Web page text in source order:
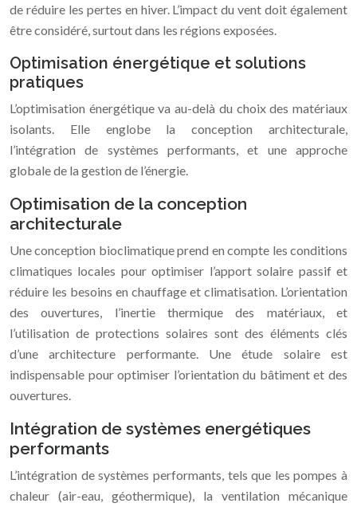
de réduire les pertes en hiver. L’impact du vent doit également
être considéré, surtout dans les régions exposées.
Optimisation énergétique et solutions
pratiques
L’optimisation énergétique va au-delà du choix des matériaux
isolants. Elle englobe la conception architecturale,
l’intégration de systèmes performants, et une approche
globale de la gestion de l’énergie.
Optimisation de la conception
architecturale
Une conception bioclimatique prend en compte les conditions
climatiques locales pour optimiser l’apport solaire passif et
réduire les besoins en chauffage et climatisation. L’orientation
des ouvertures, l’inertie thermique des matériaux, et
l’utilisation de protections solaires sont des éléments clés
d’une architecture performante. Une étude solaire est
indispensable pour optimiser l’orientation du bâtiment et des
ouvertures.
Intégration de systèmes energétiques
performants
L’intégration de systèmes performants, tels que les pompes à
chaleur (air-eau, géothermique), la ventilation mécanique